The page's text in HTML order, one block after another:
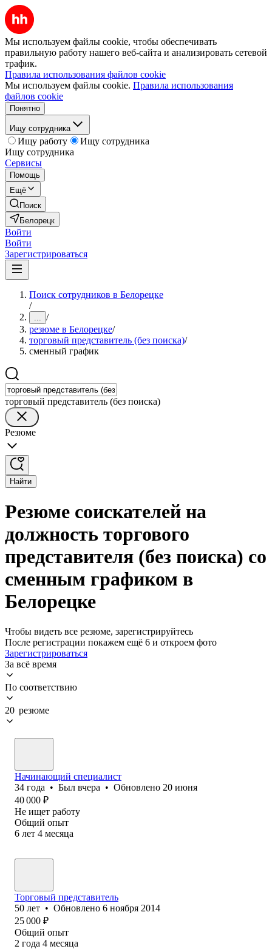
Мы используем файлы cookie, чтобы обеспечивать
правильную работу нашего веб-сайта и анализировать сетевой
трафик.
Правила использования файлов cookie
Мы используем файлы cookie. Правила использования
файлов cookie
Понятно
Ищу сотрудника
Ищу работу
Ищу сотрудника
Ищу сотрудника
Сервисы
Помощь
Ещё
Поиск
Белорецк
Войти
Войти
Зарегистрироваться
Поиск сотрудников в Белорецке
/
... /
резюме в Белорецке/
торговый представитель (без поиска)/
сменный график
торговый представитель (без поиска)
Резюме
Найти
Резюме соискателей на
должность торгового
представителя (без поиска) со
сменным графиком в
Белорецке
Чтобы видеть все резюме, зарегистрируйтесь
После регистрации покажем ещё 6 и откроем фото
Зарегистрироваться
За всё время
По соответствию
20 резюме
Начинающий специалист
34 года • Был вчера • Обновлено 20 июня
40 000 ₽
Не ищет работу
Общий опыт
6 лет 4 месяца
Торговый представитель
50 лет • Обновлено 6 ноября 2014
25 000 ₽
Общий опыт
2 года 4 месяца